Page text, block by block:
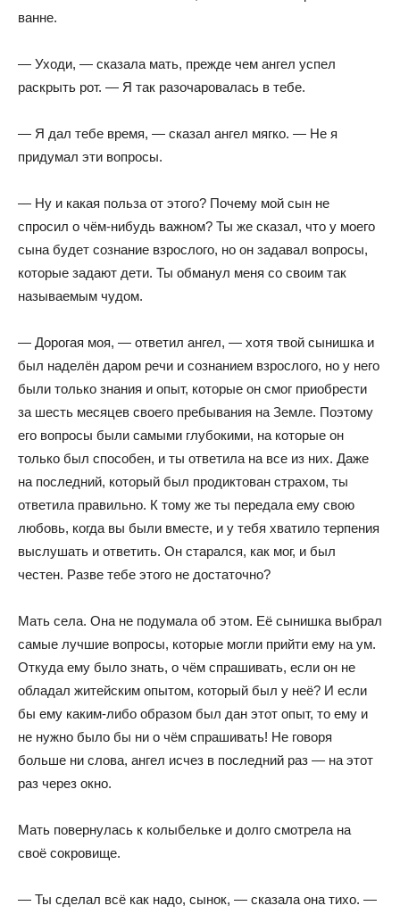
ванне.
— Уходи, — сказала мать, прежде чем ангел успел
раскрыть рот. — Я так разочаровалась в тебе.
— Я дал тебе время, — сказал ангел мягко. — Не я
придумал эти вопросы.
— Ну и какая польза от этого? Почему мой сын не
спросил о чём-нибудь важном? Ты же сказал, что у моего
сына будет сознание взрослого, но он задавал вопросы,
которые задают дети. Ты обманул меня со своим так
называемым чудом.
— Дорогая моя, — ответил ангел, — хотя твой сынишка и
был наделён даром речи и сознанием взрослого, но у него
были только знания и опыт, которые он смог приобрести
за шесть месяцев своего пребывания на Земле. Поэтому
его вопросы были самыми глубокими, на которые он
только был способен, и ты ответила на все из них. Даже
на последний, который был продиктован страхом, ты
ответила правильно. К тому же ты передала ему свою
любовь, когда вы были вместе, и у тебя хватило терпения
выслушать и ответить. Он старался, как мог, и был
честен. Разве тебе этого не достаточно?
Мать села. Она не подумала об этом. Её сынишка выбрал
самые лучшие вопросы, которые могли прийти ему на ум.
Откуда ему было знать, о чём спрашивать, если он не
обладал житейским опытом, который был у неё? И если
бы ему каким-либо образом был дан этот опыт, то ему и
не нужно было бы ни о чём спрашивать! Не говоря
больше ни слова, ангел исчез в последний раз — на этот
раз через окно.
Мать повернулась к колыбельке и долго смотрела на
своё сокровище.
— Ты сделал всё как надо, сынок, — сказала она тихо. —